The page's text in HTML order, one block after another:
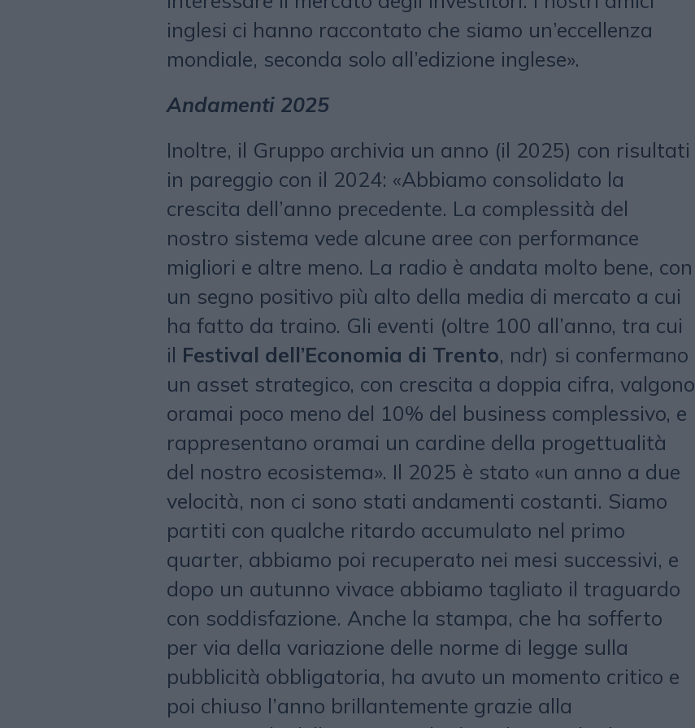
inglesi ci hanno raccontato che siamo un’eccellenza
mondiale, seconda solo all’edizione inglese».
Andamenti 2025
Inoltre, il Gruppo archivia un anno (il 2025) con risultati
in pareggio con il 2024: «Abbiamo consolidato la
crescita dell’anno precedente. La complessità del
nostro sistema vede alcune aree con performance
migliori e altre meno. La radio è andata molto bene, con
un segno positivo più alto della media di mercato a cui
ha fatto da traino. Gli eventi (oltre 100 all’anno, tra cui
il Festival dell’Economia di Trento, ndr) si confermano
un asset strategico, con crescita a doppia cifra, valgono
oramai poco meno del 10% del business complessivo, e
rappresentano oramai un cardine della progettualità
del nostro ecosistema». Il 2025 è stato «un anno a due
velocità, non ci sono stati andamenti costanti. Siamo
partiti con qualche ritardo accumulato nel primo
quarter, abbiamo poi recuperato nei mesi successivi, e
dopo un autunno vivace abbiamo tagliato il traguardo
con soddisfazione. Anche la stampa, che ha sofferto
per via della variazione delle norme di legge sulla
pubblicità obbligatoria, ha avuto un momento critico e
poi chiuso l’anno brillantemente grazie alla